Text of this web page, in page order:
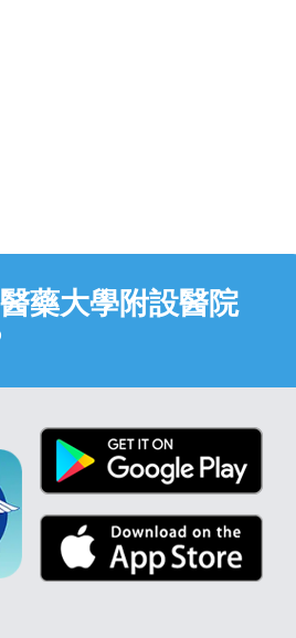
藥大學附設醫院